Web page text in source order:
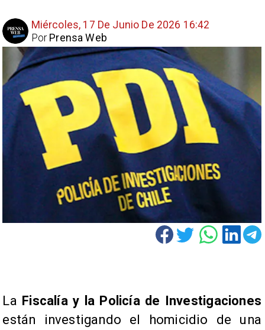
Miércoles, 17 De Junio De 2026 16:42
Prensa Web
Por
La Fiscalía y la Policía de Investigaciones
están investigando el homicidio de una